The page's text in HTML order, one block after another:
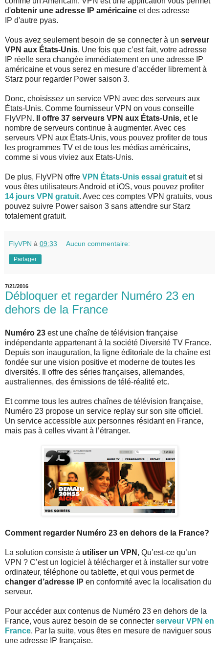
d'obtenir une adresse IP américaine et des adresse
IP d'autre pyas.
Vous avez seulement besoin de se connecter à un serveur
VPN aux États-Unis. Une fois que c’est fait, votre adresse
IP réelle sera changée immédiatement en une adresse IP
américaine et vous serez en mesure d’accéder librement à
Starz pour regarder Power saison 3.
Donc, choisissez un service VPN avec des serveurs aux
États-Unis. Comme fournisseur VPN on vous conseille
FlyVPN.
Il offre 37 serveurs VPN aux États-Unis, et le
nombre de serveurs continue à augmenter. Avec ces
serveurs VPN aux États-Unis, vous pouvez profiter de tous
les programmes TV et de tous les médias américains,
comme si vous viviez aux Etats-Unis.
De plus, FlyVPN offre VPN États-Unis essai gratuit et si
vous êtes utilisateurs Android et iOS, vous pouvez profiter
14 jours VPN gratuit. Avec ces comptes VPN gratuits, vous
pouvez suivre Power saison 3 sans attendre sur Starz
totalement gratuit.
FlyVPN à 09:33 Aucun commentaire:
Partager
7/21/2016
Débloquer et regarder Numéro 23 en
dehors de la France
Numéro 23 est une chaîne de télévision française
indépendante appartenant à la société Diversité TV France.
Depuis son inauguration, la ligne éditoriale de la chaîne est
fondée sur une vision positive et moderne de toutes les
diversités. Il offre des séries françaises, allemandes,
australiennes, des émissions de télé-réalité etc.
Et comme tous les autres chaînes de télévision française,
Numéro 23 propose un service replay sur son site officiel.
Un service accessible aux personnes résidant en France,
mais pas à celles vivant à l’étranger.
Comment regarder Numéro 23 en dehors de la France?
La solution consiste à utiliser un VPN , Qu’est-ce qu’un
VPN ? C’est un logiciel à télécharger et à installer sur votre
ordinateur, téléphone ou tablette, et qui vous permet de
changer d’adresse IP en conformité avec la localisation du
serveur.
Pour accéder aux contenus de Numéro 23 en dehors de la
France, vous aurez besoin de se connecter serveur VPN en
France. Par la suite, vous êtes en mesure de naviguer sous
une adresse IP française.